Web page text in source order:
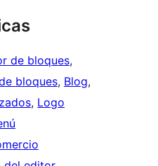
de bloques
bloques, Blog
, Logo